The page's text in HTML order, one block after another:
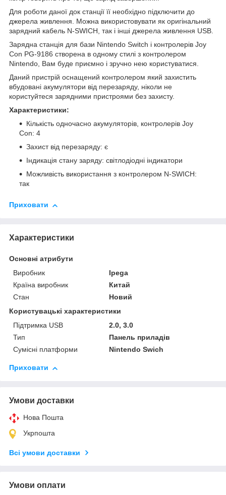
Для роботи даної док станції її необхідно підключити до
джерела живлення. Можна використовувати як оригінальний
зарядний кабель N-SWICH, так і інші джерела живлення USB.
Зарядна станція для бази Nintendo Switch і контролерів Joy
Con PG-9186 створена в одному стилі з контролером
Nintendo, Вам буде приємно і зручно нею користуватися.
Даний пристрій оснащений контролером який захистить
вбудовані акумулятори від перезаряду, ніколи не
користуйтеся зарядними пристроями без захисту.
Характеристики:
Кількість одночасно акумуляторів, контролерів Joy
Con: 4
Захист від перезаряду: є
Індикація стану заряду: світлодіодні індикатори
Можливість використання з контролером N-SWICH:
так
Приховати
Характеристики
Основні атрибути
Виробник
Ipega
Країна виробник
Китай
Стан
Новий
Користувацькі характеристики
Підтримка USB
2.0, 3.0
Тип
Панель приладів
Сумісні платформи
Nintendo Swich
Приховати
Умови доставки
Нова Пошта
Укрпошта
Всі умови доставки
Умови оплати